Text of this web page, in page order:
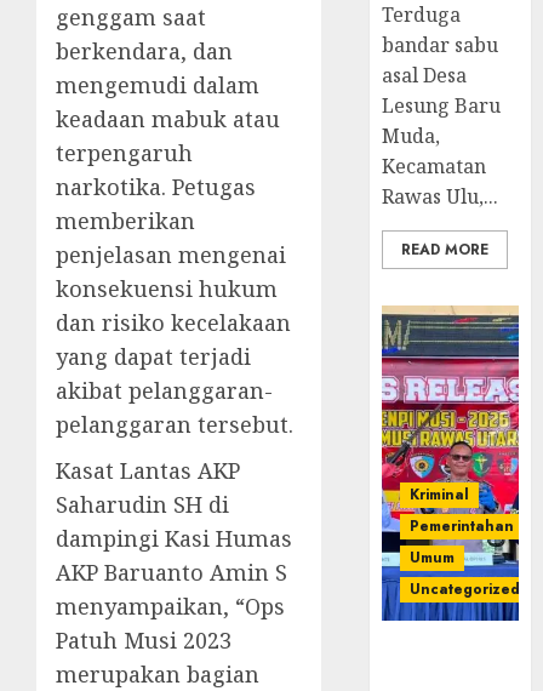
genggam saat
berkendara, dan
mengemudi dalam
keadaan mabuk atau
terpengaruh
narkotika. Petugas
memberikan
penjelasan mengenai
konsekuensi hukum
dan risiko kecelakaan
yang dapat terjadi
akibat pelanggaran-
pelanggaran tersebut.
Kasat Lantas AKP
Saharudin SH di
dampingi Kasi Humas
AKP Baruanto Amin S
menyampaikan, “Ops
Patuh Musi 2023
merupakan bagian
Terduga
bandar sabu
asal Desa
Lesung Baru
Muda,
Kecamatan
Rawas Ulu,...
READ MORE
Kriminal
Pemerintahan
Umum
Uncategorized